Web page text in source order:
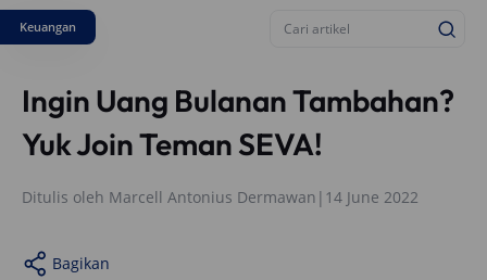
Keuangan
Ingin Uang Bulanan Tambahan?
Yuk Join Teman SEVA!
Ditulis oleh Marcell Antonius Dermawan | 14 June 2022
Bagikan